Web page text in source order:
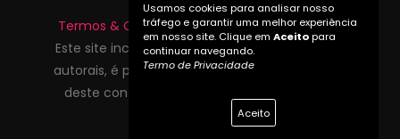
Termos & Condições |Política de Privacidade
Este site inclui conteúdo protegido por direitos
autorais, é proibida reprodução total ou parcial
deste conteúdo sem autorização prévia do
proprietário do site.
Usamos cookies para analisar nosso
tráfego e garantir uma melhor experiência
em nosso site. Clique em Aceitopara
continuar navegando.
Termo de Privacidade
Aceito